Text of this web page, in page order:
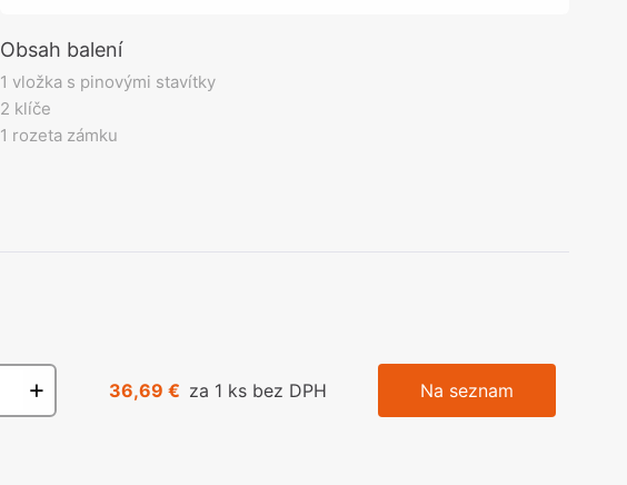
Obsah balení
1 vložka s pinovými stavítky
2 klíče
1 rozeta zámku
+ 36,69 € za 1 ks bez DPH Na seznam